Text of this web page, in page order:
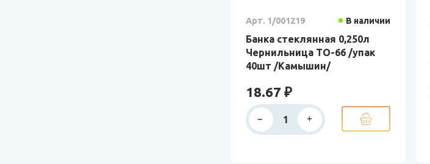
Арт. 1/001219 В наличии
Банка стеклянная 0,250л
Чернильница ТО-66 /упак
40шт /Камышин/
18.67 ₽